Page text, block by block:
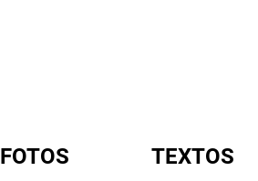
FOTOS TEXTOS